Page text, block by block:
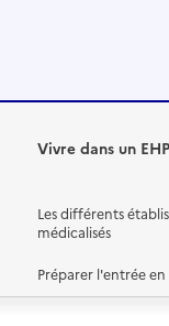
Vivre dans un
Les différents
médicalisés
Préparer l'entrée en
Aides financières